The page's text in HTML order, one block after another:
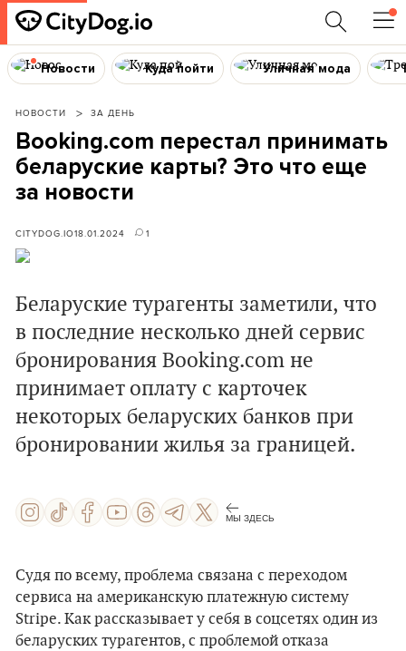
Новости Куда пойти Уличная мода
НОВОСТИ ЗА ДЕНЬ
Booking.com перестал принимать
беларуские карты? Это что еще
за новости
CITYDOG.IO18.01.2024 1
Беларуские турагенты заметили, что
в последние несколько дней сервис
бронирования Booking.com не
принимает оплату с карточек
некоторых беларуских банков при
бронировании жилья за границей.
МЫ ЗДЕСЬ
Судя по всему, проблема связана с переходом
сервиса на американскую платежную систему
Stripe. Как рассказывает у себя в соцсетях один из
беларуских турагентов, с проблемой отказа